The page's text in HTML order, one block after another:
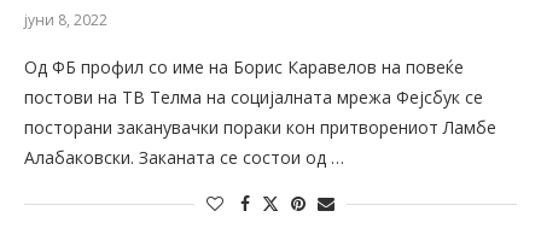
јуни 8, 2022
Од ФБ профил со име на Борис Каравелов на повеќе
постови на ТВ Телма на социјалната мрежа Фејсбук се
посторани заканувачки пораки кон притворениот Ламбе
Алабаковски. Заканата се состои од …